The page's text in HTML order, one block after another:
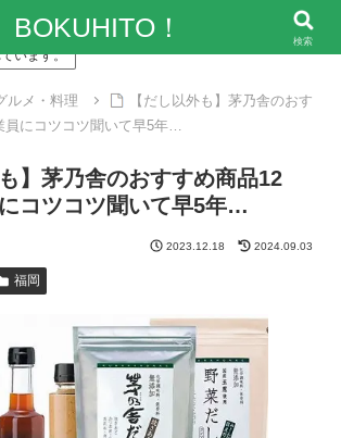
います。
ルメ・料理
【だし以外も】茅乃舎のおす
員にコツコツ聞いて早5年…
も】茅乃舎のおすすめ商品12
コツコツ聞いて早5年…
2023.12.18 2024.09.03
福岡
BOKUHITO！ 検索